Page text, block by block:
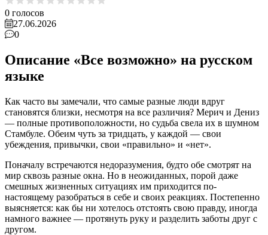
0 голосов
27.06.2026
0
Описание «Все возможно» на русском
языке
Как часто вы замечали, что самые разные люди вдруг
становятся близки, несмотря на все различия? Мерич и Дениз
— полные противоположности, но судьба свела их в шумном
Стамбуле. Обеим чуть за тридцать, у каждой — свои
убеждения, привычки, свои «правильно» и «нет».
Поначалу встречаются недоразумения, будто обе смотрят на
мир сквозь разные окна. Но в неожиданных, порой даже
смешных жизненных ситуациях им приходится по-
настоящему разобраться в себе и своих реакциях. Постепенно
выясняется: как бы ни хотелось отстоять свою правду, иногда
намного важнее — протянуть руку и разделить заботы друг с
другом.